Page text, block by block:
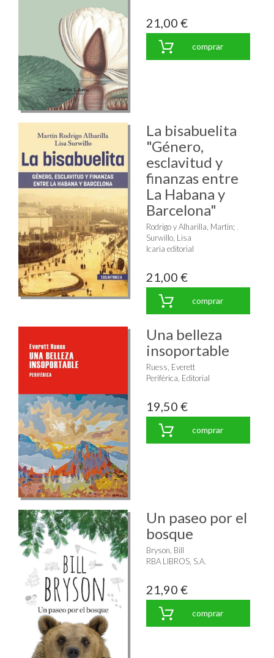
21,00 €
comprar
La bisabuelita
"Género,
esclavitud y
finanzas entre
La Habana y
Barcelona"
Rodrigo y Alharilla, Martín;
Surwillo, Lisa
Icaria editorial
21,00 €
comprar
Una belleza
insoportable
Ruess, Everett
Periférica, Editorial
19,50 €
comprar
Un paseo por el
bosque
Bryson, Bill
RBA LIBROS, S.A.
21,90 €
comprar